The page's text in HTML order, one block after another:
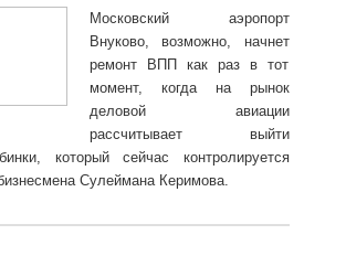
Московский аэропорт
Внуково, возможно, начнет
ремонт ВПП как раз в тот
момент, когда на рынок
деловой авиации
рассчитывает выйти
который сейчас контролируется
Сулеймана Керимова.